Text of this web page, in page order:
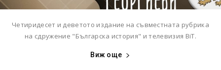
Четиридесет и деветото издание на съвместната рубрика
на сдружение "Българска история" и телевизия BiT.
Виж още